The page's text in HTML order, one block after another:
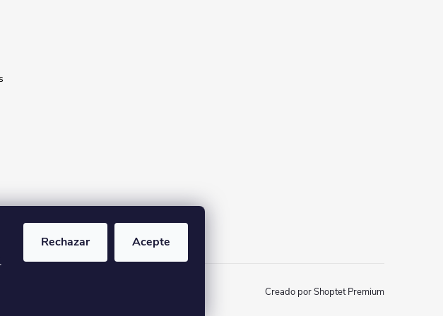
.
Rechazar Acepte
Creado por Shoptet Premium